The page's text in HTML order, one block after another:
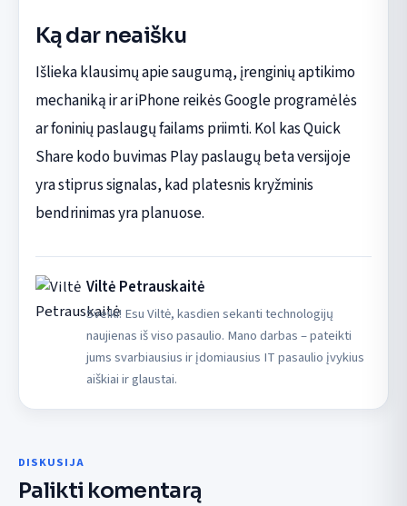
Ką dar neaišku
Išlieka klausimų apie saugumą, įrenginių aptikimo
mechaniką ir ar iPhone reikės Google programėlės
ar foninių paslaugų failams priimti. Kol kas Quick
Share kodo buvimas Play paslaugų beta versijoje
yra stiprus signalas, kad platesnis kryžminis
bendrinimas yra planuose.
Viltė Petrauskaitė
Sveiki! Esu Viltė, kasdien sekanti technologijų
naujienas iš viso pasaulio. Mano darbas – pateikti
jums svarbiausius ir įdomiausius IT pasaulio įvykius
aiškiai ir glaustai.
DISKUSIJA
Palikti komentarą